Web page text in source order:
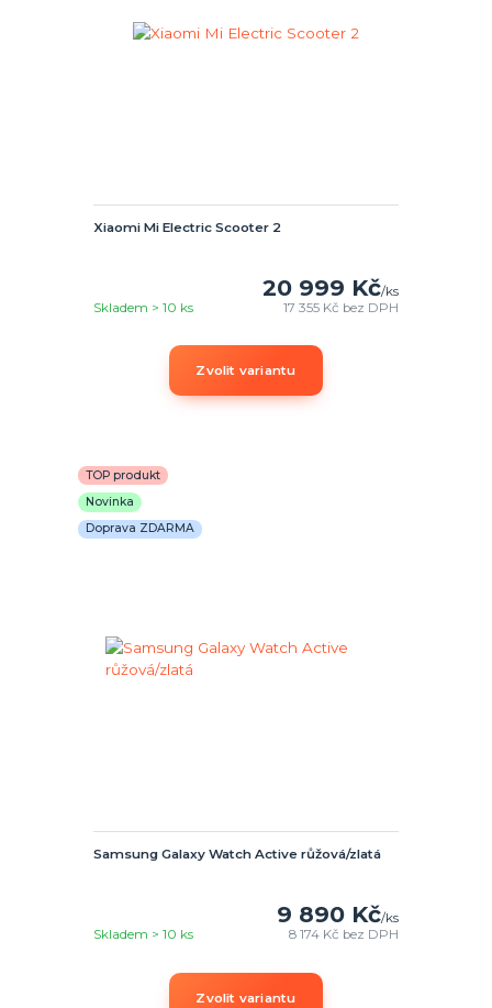
Xiaomi Mi Electric Scooter 2
20 999 Kč/ks
17 355 Kč bez DPH
Skladem > 10 ks
Zvolit variantu
TOP produkt
Novinka
Doprava ZDARMA
Samsung Galaxy Watch Active růžová/zlatá
9 890 Kč/ks
8 174 Kč bez DPH
Skladem > 10 ks
Zvolit variantu